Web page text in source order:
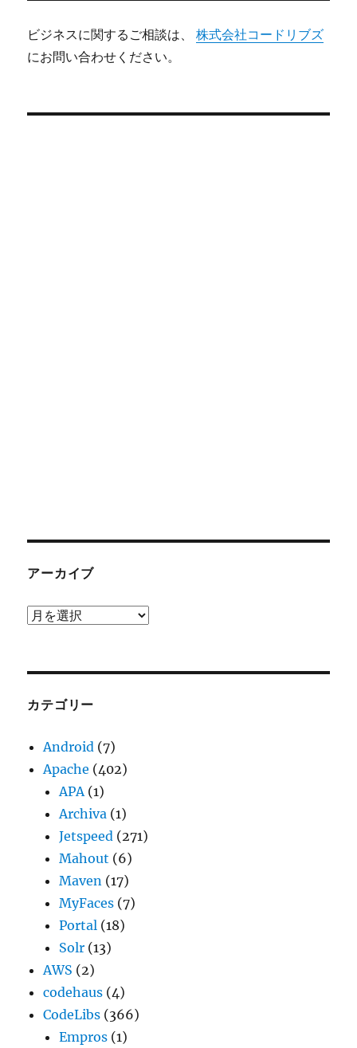
ビジネスに関するご相談は、株式会社コードリブズ
にお問い合わせください。
アーカイブ
ア
ブ
カテゴリー
Android (7)
Apache (402)
APA(1)
Archiva (1)
Jetspeed (271)
Mahout (6)
Maven (17)
MyFaces (7)
Portal (18)
Solr (13)
AWS (2)
codehaus (4)
CodeLibs (366)
Empros (1)